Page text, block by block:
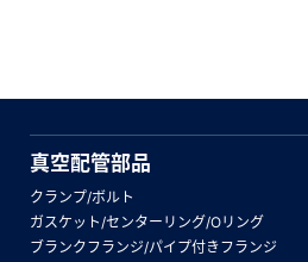
真空配管部品
クランプ/ボルト
ガスケット/センターリング/Oリング
ブランクフランジ/パイプ付きフランジ